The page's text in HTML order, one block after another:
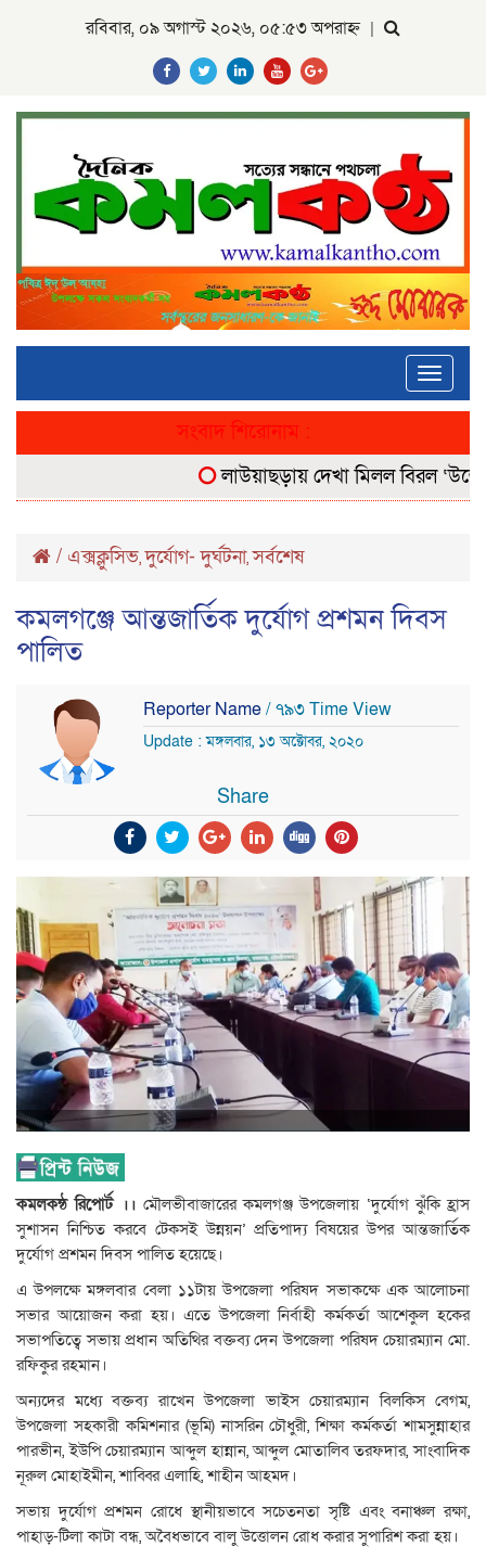
রবিবার, ০৯ অগাস্ট ২০২৬, ০৫:৫৩ অপরাহ্ন |
Toggle
সংবাদ শিরোনাম :
লাউয়াছড়ায় দেখা মিলল বিরল
/ এক্সক্লুসিভ,দুর্যোগ- দুর্ঘটনা,সর্বশেষ
কমলগঞ্জে আন্তজার্তিক দুর্যোগ প্রশমন দিবস
পালিত
Reporter Name/ ৭৯৩ Time View
Update : মঙ্গলবার, ১৩ অক্টোবর, ২০২০
Share
কমলকন্ঠ রিপোর্ট ।। মৌলভীবাজারের কমলগঞ্জ উপজেলায় ‘দুর্যোগ ঝুঁকি হ্রাস
সুশাসন নিশ্চিত করবে টেকসই উন্নয়ন’ প্রতিপাদ্য বিষয়ের উপর আন্তজার্তিক
দুর্যোগ প্রশমন দিবস পালিত হয়েছে।
এ উপলক্ষে মঙ্গলবার বেলা ১১টায় উপজেলা পরিষদ সভাকক্ষে এক আলোচনা
সভার আয়োজন করা হয়। এতে উপজেলা নির্বাহী কর্মকর্তা আশেকুল হকের
সভাপতিত্বে সভায় প্রধান অতিথির বক্তব্য দেন উপজেলা পরিষদ চেয়ারম্যান মো.
রফিকুর রহমান।
অন্যদের মধ্যে বক্তব্য রাখেন উপজেলা ভাইস চেয়ারম্যান বিলকিস বেগম,
উপজেলা সহকারী কমিশনার (ভূমি) নাসরিন চৌধুরী, শিক্ষা কর্মকর্তা শামসুন্নাহার
পারভীন, ইউপি চেয়ারম্যান আব্দুল হান্নান, আব্দুল মোতালিব তরফদার, সাংবাদিক
নূরুল মোহাইমীন, শাব্বির এলাহি, শাহীন আহমদ।
সভায় দুর্যোগ প্রশমন রোধে স্থানীয়ভাবে সচেতনতা সৃষ্টি এবং বনাঞ্চল রক্ষা,
পাহাড়-টিলা কাটা বন্ধ, অবৈধভাবে বালু উত্তোলন রোধ করার সুপারিশ করা হয়।